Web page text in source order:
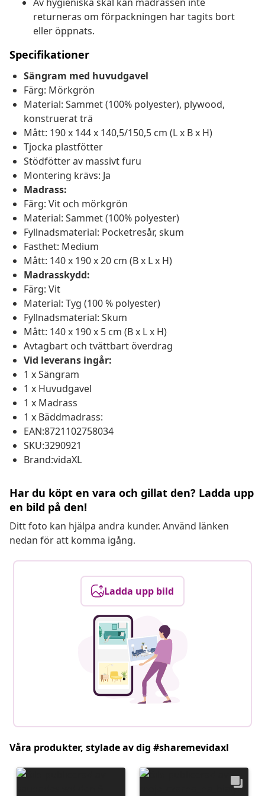
returneras om förpackningen har tagits bort
eller öppnats.
Specifikationer
Sängram med huvudgavel
Färg: Mörkgrön
Material: Sammet (100% polyester), plywood,
konstruerat trä
Mått: 190 x 144 x 140,5/150,5 cm (L x B x H)
Tjocka plastfötter
Stödfötter av massivt furu
Montering krävs: Ja
Madrass:
Färg: Vit och mörkgrön
Material: Sammet (100% polyester)
Fyllnadsmaterial: Pocketresår, skum
Fasthet: Medium
Mått: 140 x 190 x 20 cm (B x L x H)
Madrasskydd:
Färg: Vit
Material: Tyg (100 % polyester)
Fyllnadsmaterial: Skum
Mått: 140 x 190 x 5 cm (B x L x H)
Avtagbart och tvättbart överdrag
Vid leverans ingår:
1 x Sängram
1 x Huvudgavel
1 x Madrass
1 x Bäddmadrass:
EAN:8721102758034
SKU:3290921
Brand:vidaXL
Har du köpt en vara och gillat den? Ladda upp
en bild på den!
Ditt foto kan hjälpa andra kunder. Använd länken
nedan för att komma igång.
Ladda upp bild
Våra produkter, stylade av dig #sharemevidaxl